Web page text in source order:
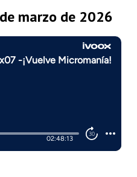
marzo de 2026